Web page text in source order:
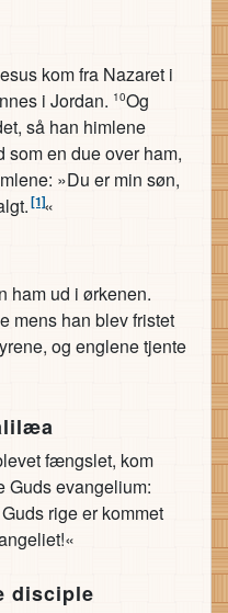
kom fra Nazaret i
i Jordan. 10Og
så han himlene
en due over ham,
»Du er min søn,
[1]«
ham ud i ørkenen.
mens han blev fristet
og englene tjente
fængslet, kom
Guds evangelium:
rige er kommet
disciple